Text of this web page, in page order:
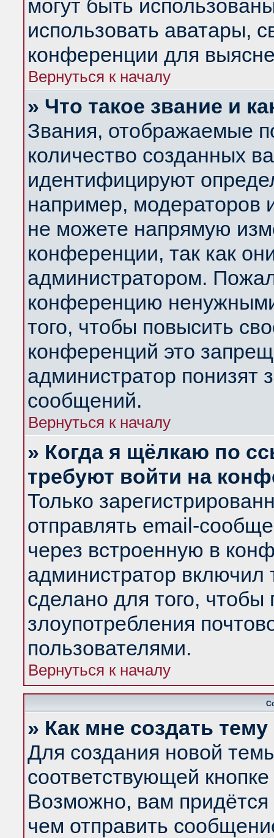
могут быть
использовать аватары,
конференции для
Вернуться к началу
» Что такое звание и
Звания, отображаемые
количество созданных
идентифицируют
например, модераторов
не можете напрямую
конференции, так как
администратором.
конференцию
того, чтобы повысить
конференций это
администратор понизят
сообщений.
Вернуться к началу
» Когда я щёлкаю по
требуют войти на
Только
отправлять email-
через встроенную в
администратор
сделано для того, чтобы
злоупотребления
пользователями.
Вернуться к началу
» Как мне создать
Для создания новой
соответствующей
Возможно, вам придётся
чем отправить